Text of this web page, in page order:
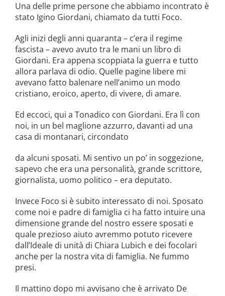
Una delle prime persone che abbiamo incontrato è
stato Igino Giordani, chiamato da tutti Foco.
Agli inizi degli anni quaranta – c’era il regime
fascista – avevo avuto tra le mani un libro di
Giordani. Era appena scoppiata la guerra e tutto
allora parlava di odio. Quelle pagine libere mi
avevano fatto balenare nell’animo un modo
cristiano, eroico, aperto, di vivere, di amare.
Ed eccoci, qui a Tonadico con Giordani. Era lì con
noi, in un bel maglione azzurro, davanti ad una
casa di montanari, circondato
da alcuni sposati. Mi sentivo un po’ in soggezione,
sapevo che era una personalità, grande scrittore,
giornalista, uomo politico – era deputato.
Invece Foco si è subito interessato di noi. Sposato
come noi e padre di famiglia ci ha fatto intuire una
dimensione grande del nostro essere sposati e
quale prezioso aiuto avremmo potuto ricevere
dall’Ideale di unità di Chiara Lubich e dei focolari
anche per la nostra vita di famiglia. Ne fummo
presi.
Il mattino dopo mi avvisano che è arrivato De